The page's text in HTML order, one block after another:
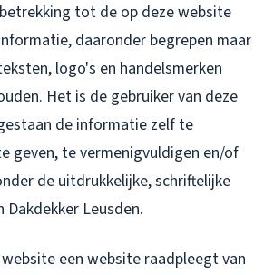
tot de op deze website
daaronder begrepen maar
logo's en handelsmerken
Het is de gebruiker van deze
de informatie zelf te
geven, te vermenigvuldigen en/of
de uitdrukkelijke, schriftelijke
Leusden.
een website raadpleegt van